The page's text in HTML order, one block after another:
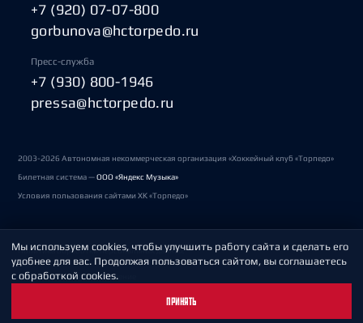
+7 (920) 07-07-800
gorbunova@hctorpedo.ru
Пресс-служба
+7 (930) 800-1946
pressa@hctorpedo.ru
2003-2026 Автономная некоммерческая организация «Хоккейный клуб «Торпедо»
Билетная система —ООО «Яндекс Музыка»
Условия пользования сайтами ХК «Торпедо»
Политика обработки персональных данных
Пользовательское соглашение
Мы используем cookies, чтобы улучшить работу сайта и сделать его
удобнее для вас. Продолжая пользоваться сайтом, вы соглашаетесь
с обработкой cookies.
ПРИНЯТЬ